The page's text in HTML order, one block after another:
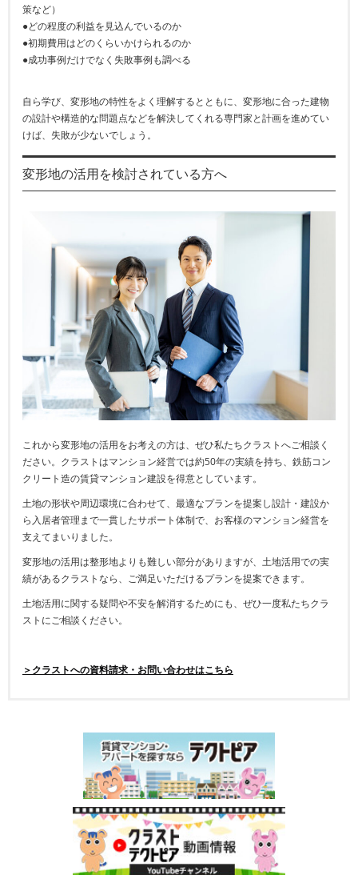
策など）
●どの程度の利益を見込んでいるのか
●初期費用はどのくらいかけられるのか
●成功事例だけでなく失敗事例も調べる
自ら学び、変形地の特性をよく理解するとともに、変形地に合った建物
の設計や構造的な問題点などを解決してくれる専門家と計画を進めてい
けば、失敗が少ないでしょう。
変形地の活用を検討されている方へ
これから変形地の活用をお考えの方は、ぜひ私たちクラストへご相談く
ださい。クラストはマンション経営では約50年の実績を持ち、鉄筋コン
クリート造の賃貸マンション建設を得意としています。
土地の形状や周辺環境に合わせて、最適なプランを提案し設計・建設か
ら入居者管理まで一貫したサポート体制で、お客様のマンション経営を
支えてまいりました。
変形地の活用は整形地よりも難しい部分がありますが、土地活用での実
績があるクラストなら、ご満足いただけるプランを提案できます。
土地活用に関する疑問や不安を解消するためにも、ぜひ一度私たちクラ
ストにご相談ください。
＞クラストへの資料請求・お問い合わせはこちら